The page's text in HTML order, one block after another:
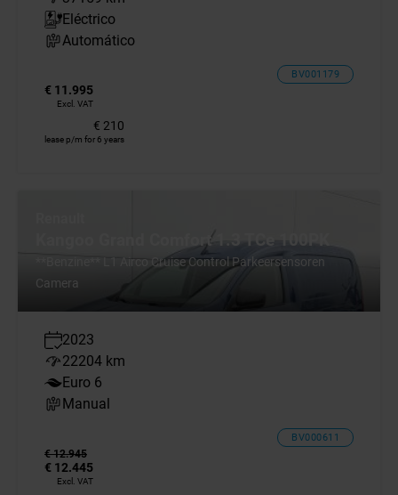
Eléctrico
Automático
BV001179
€ 11.995
Excl. VAT
€ 210
lease p/m for 6 years
Kangoo Grand Comfort 1.3 TCe 100PK
**Benzine** L1 Airco Cruise Control Parkeersensoren
Camera
2023
22204 km
Euro 6
Manual
BV000611
€ 12.945
€ 12.445
Excl. VAT